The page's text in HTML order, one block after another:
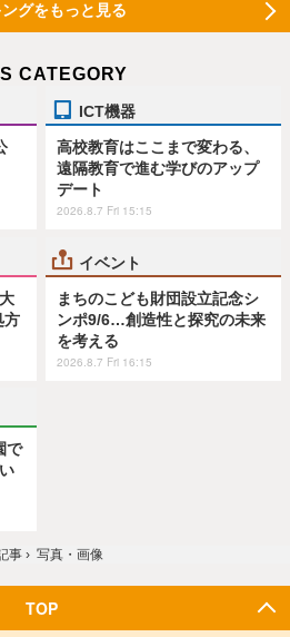
グをもっと見る
CATEGORY
ICT機器
高校教育はここまで変わる、
遠隔教育で進む学びのアップ
デート
2026.8.7 Fri 15:15
方
イベント
まちのこども財団設立記念シ
ンポ9/6…創造性と探究の未来
を考える
2026.8.7 Fri 16:15
で
事 › 写真・画像
TOP